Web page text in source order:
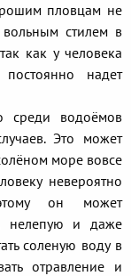
пловцам не
вольным стилем в
как у человека
надет
среди водоёмов
Это может
море вовсе
невероятно
он может
нелепую и даже
соленую воду в
отравление и